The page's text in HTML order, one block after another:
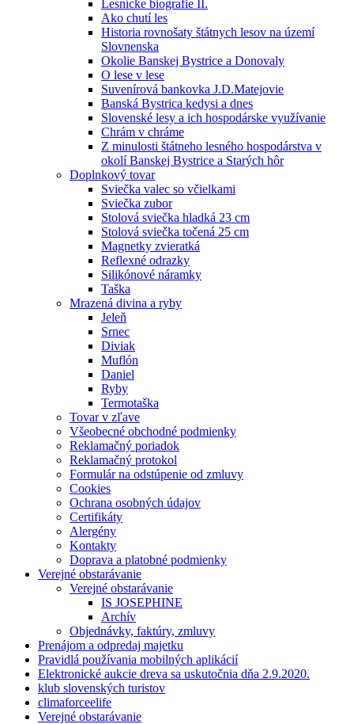
Lesnícke biografie II.
Ako chutí les
Historia rovnošaty štátnych lesov na území
Slovnenska
Okolie Banskej Bystrice a Donovaly
O lese v lese
Suvenírová bankovka J.D.Matejovie
Banská Bystrica kedysi a dnes
Slovenské lesy a ich hospodárske využívanie
Chrám v chráme
Z minulosti štátneho lesného hospodárstva v
okolí Banskej Bystrice a Starých hôr
Doplnkový tovar
Sviečka valec so včielkami
Sviečka zubor
Stolová sviečka hladká 23 cm
Stolová sviečka točená 25 cm
Magnetky zvieratká
Reflexné odrazky
Silikónové náramky
Taška
Mrazená divina a ryby
Jeleň
Srnec
Diviak
Muflón
Daniel
Ryby
Termotaška
Tovar v zľave
Všeobecné obchodné podmienky
Reklamačný poriadok
Reklamačný protokol
Formulár na odstúpenie od zmluvy
Cookies
Ochrana osobných údajov
Certifikáty
Alergény
Kontakty
Doprava a platobné podmienky
Verejné obstarávanie
Verejné obstarávanie
IS JOSEPHINE
Archív
Objednávky, faktúry, zmluvy
Prenájom a odpredaj majetku
Pravidlá používania mobilných aplikácií
Elektronické aukcie dreva sa uskutočnia dňa 2.9.2020.
klub slovenských turistov
climaforceelife
Verejné obstarávanie